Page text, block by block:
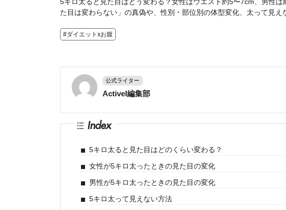
た目は変わらない」の真偽や、性別・部位別の体型変化、太って見え
#ダイエットxお腹
公式ライター
Activel編集部
Index
5キロ太ると見た目はどのくらい変わる？
女性が5キロ太ったときの見た目の変化
男性が5キロ太ったときの見た目の変化
5キロ太って見えない方法